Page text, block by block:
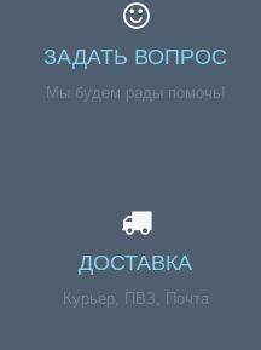
ЗАДАТЬ ВОПРОС
Мы будем рады помочь!
ДОСТАВКА
Курьер, ПВЗ, Почта